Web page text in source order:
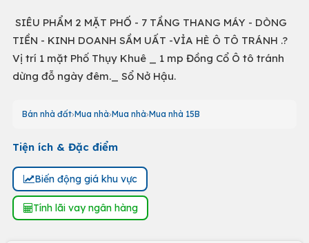
SIÊU PHẨM 2 MẶT PHỐ - 7 TẦNG THANG MÁY - DÒNG
TIỀN - KINH DOANH SẦM UẤT -VỈA HÈ Ô TÔ TRÁNH .?
Vị trí 1 mặt Phố Thụy Khuê _ 1 mp Đồng Cổ Ô tô tránh
dừng đỗ ngày đêm._ Sổ Nở Hậu.
Bán nhà đất Mua nhà Mua nhà Mua nhà 15B
Tiện ích & Đặc điểm
Biến động giá khu vực
Tính lãi vay ngân hàng